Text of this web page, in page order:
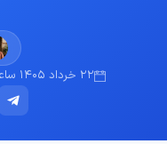
22 خرداد 1405 ساعت 15:50